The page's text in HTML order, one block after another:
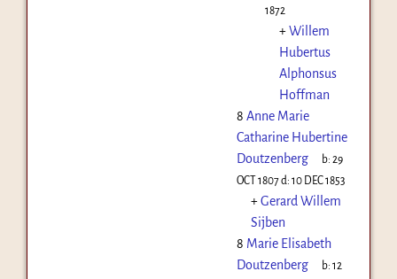
1872
+Willem
Hubertus
Alphonsus
Hoffman
8 Anne Marie
Catharine Hubertine
Doutzenberg
b:29
OCT 1807d: 10 DEC 1853
+Gerard Willem
Sijben
8 Marie Elisabeth
Doutzenberg
b:12